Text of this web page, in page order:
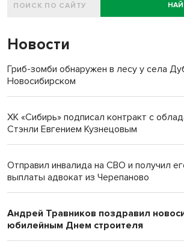
Новости
Гриб-зомби обнаружен в лесу у села
Новосибирском
ХК «Сибирь» подписал контракт с
Стэнли Евгением Кузнецовым
Отправил инвалида на СВО и получил
выплаты адвокат из Черепаново
Андрей Травников поздравил
юбилейным Днем строителя